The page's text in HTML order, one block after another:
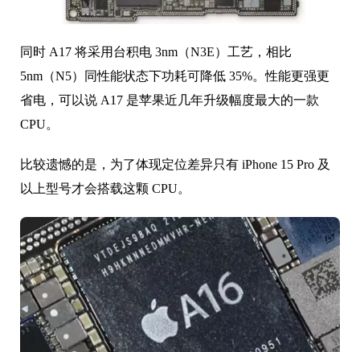
同时 A17 将采用台积电 3nm（N3E）工艺，相比
5nm（N5）同性能状态下功耗可降低 35%。性能更强更
省电，可以说 A17 是苹果近几年升级幅度最大的一款
CPU。
比较遗憾的是，为了体现定位差异只有 iPhone 15 Pro 及
以上型号才会搭载这颗 CPU。